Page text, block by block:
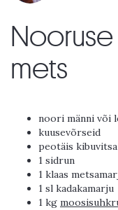
Nooruse
mets
noori männi või
kuusevõrseid
peotäis
1 sidrun
1 klaas
1 sl kadakamarju
1 kg